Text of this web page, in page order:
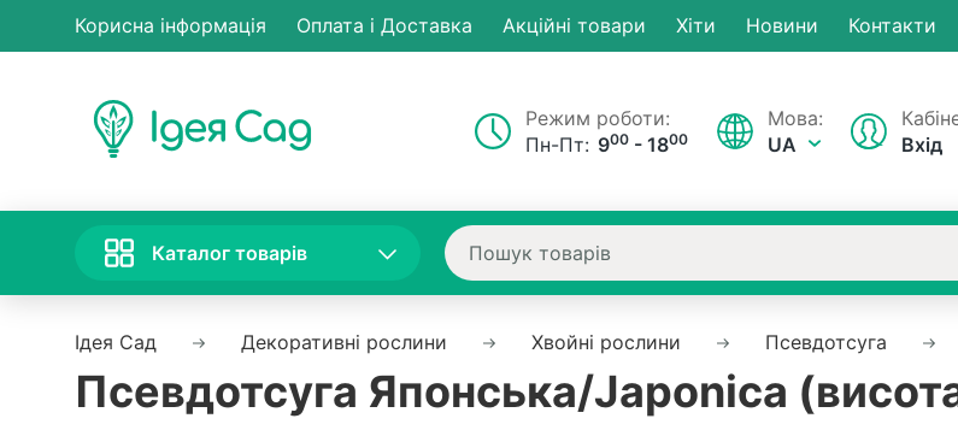
Корисна інформація Оплата і Доставка Акційні товари Хiти Новини Контакти
Режим роботи:
Пн-Пт: 900 - 1800
Мова:
UA
Вхід
Каталог товарів
Ідея Сад Декоративні рослини Хвойні рослини Псевдотсуга
Псевдотсуга Японська/Japonica